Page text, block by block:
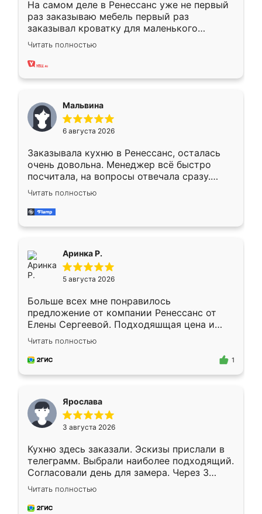
На самом деле в Ренессанс уже не первый
раз заказываю мебель первый раз
заказывал кроватку для маленького
ребёнка при его рождении ,во второй раз
заказал шкаф-купе. По качеству очень
хорошее сборка достаточно быстрая,
меньше, здесь же он более разнообразный.
Мне нравится ,если что-то потребуется из
мебели буду заказывать только здесь.
Читать полностью
Мальвина
6 августа 2026
Заказывала кухню в Ренессанс, осталась
очень довольна. Менеджер всё быстро
посчитала, на вопросы отвечала сразу.
Замерщик приехал в субботу, подошёл к
делу со всей ответственностью. Собрали
за день, ребята работали аккуратно, даже
Читать полностью
Аринка Р.
5 августа 2026
Больше всех мне понравилось
предложение от компании Ренессанс от
Елены Сергеевой. Подходяшщая цена и
короткие сроки изготовления. Приехавший
для замера сотрудник Владислав
предложил по моему эскизу самый
Читать полностью
1
Ярослава
3 августа 2026
Кухню здесь заказали. Эскизы прислали в
телеграмм. Выбрали наиболее подходящий.
Согласовали день для замера. Через 3
недели кухня была уже готова. Остались
довольны работой. Спасибо Ренессанс
мебель за качественную работу!
Читать полностью